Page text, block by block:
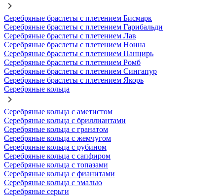
Серебряные браслеты с плетением Бисмарк
Серебряные браслеты с плетением Гарибальди
Серебряные браслеты с плетением Лав
Серебряные браслеты с плетением Нонна
Серебряные браслеты с плетением Панцирь
Серебряные браслеты с плетением Ромб
Серебряные браслеты с плетением Сингапур
Серебряные браслеты с плетением Якорь
Серебряные кольца
Серебряные кольца с аметистом
Серебряные кольца с бриллиантами
Серебряные кольца с гранатом
Серебряные кольца с жемчугом
Серебряные кольца с рубином
Серебряные кольца с сапфиром
Серебряные кольца с топазами
Серебряные кольца с фианитами
Серебряные кольца с эмалью
Серебряные серьги